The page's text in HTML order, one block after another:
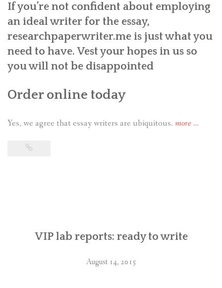
If you’re not confident about employing
an ideal writer for the essay,
researchpaperwriter.me is just what you
need to have. Vest your hopes in us so
you will not be disappointed
Order online today
Yes, we agree that essay writers are ubiquitous. more …
VIP lab reports: ready to write
August 14, 2015